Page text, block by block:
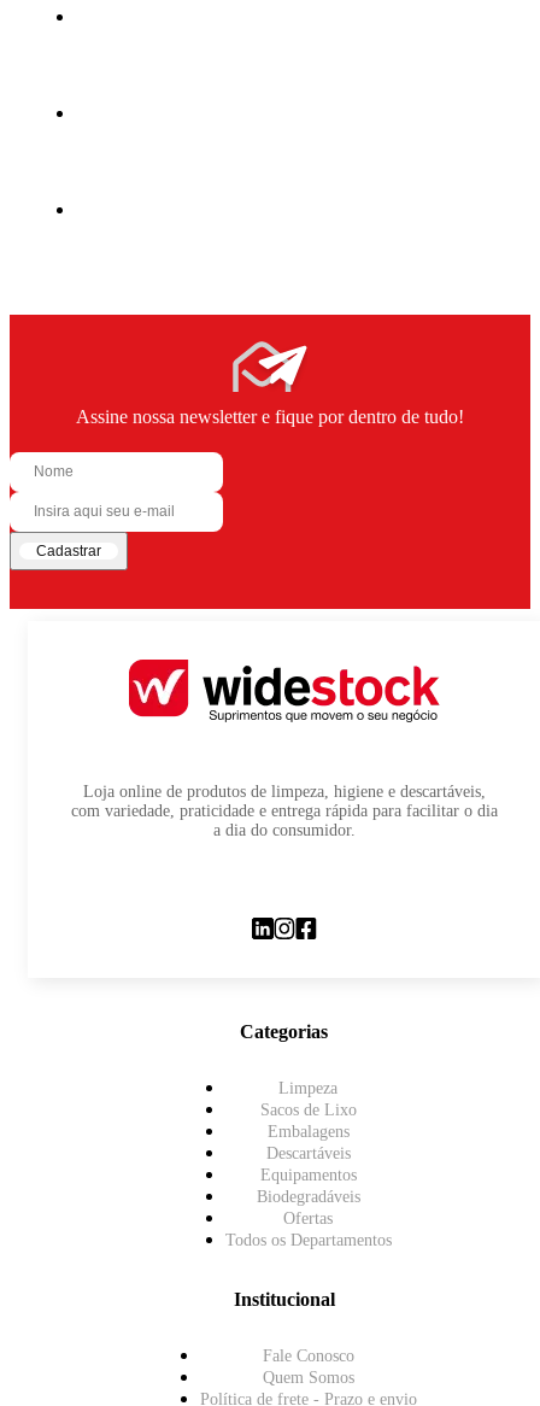
Assine nossa newsletter e fique por dentro de tudo!
Cadastrar
Loja online de produtos de limpeza, higiene e descartáveis,
com variedade, praticidade e entrega rápida para facilitar o dia
a dia do consumidor.
Categorias
Limpeza
Sacos de Lixo
Embalagens
Descartáveis
Equipamentos
Biodegradáveis
Ofertas
Todos os Departamentos
Institucional
Fale Conosco
Quem Somos
Política de frete - Prazo e envio